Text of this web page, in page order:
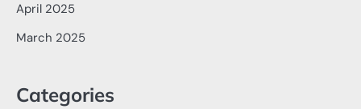
April 2025
March 2025
Categories